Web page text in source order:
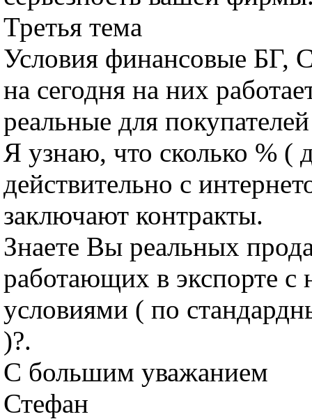
Третья тема
Условия финансовые
на сегодня на них
реальные для
Я узнаю, что сколько % (
действительно с
заключают контракты.
Знаете Вы реальных
работающих в экспорте
условиями ( по
)?.
С большим уважанием
Стефан